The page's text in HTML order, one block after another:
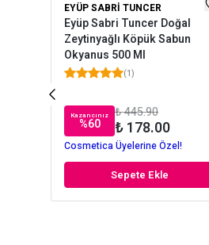
EYÜP SABRI TUNCER
Eyüp Sabri Tuncer Doğal
Zeytinyağlı Köpük Sabun
Okyanus 500 Ml
(1)
Kazancınız
%60
₺ 445.90
₺ 178.00
Cosmetica Üyelerine Özel!
Sepete Ekle